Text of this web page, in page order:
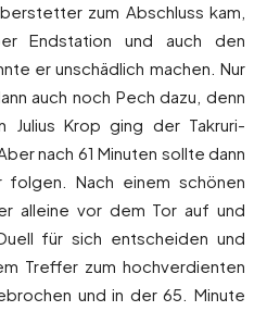
zum Abschluss kam,
Endstation und auch den
er unschädlich machen. Nur
auch noch Pech dazu, denn
Julius Krop ging der Takruri-
nach 61 Minuten sollte dann
Nach einem schönen
alleine vor dem Tor auf und
für sich entscheiden und
Treffer zum hochverdienten
und in der 65. Minute